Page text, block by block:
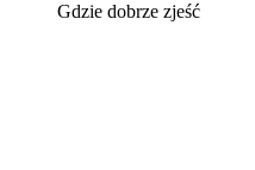
Gdzie dobrze zjeść